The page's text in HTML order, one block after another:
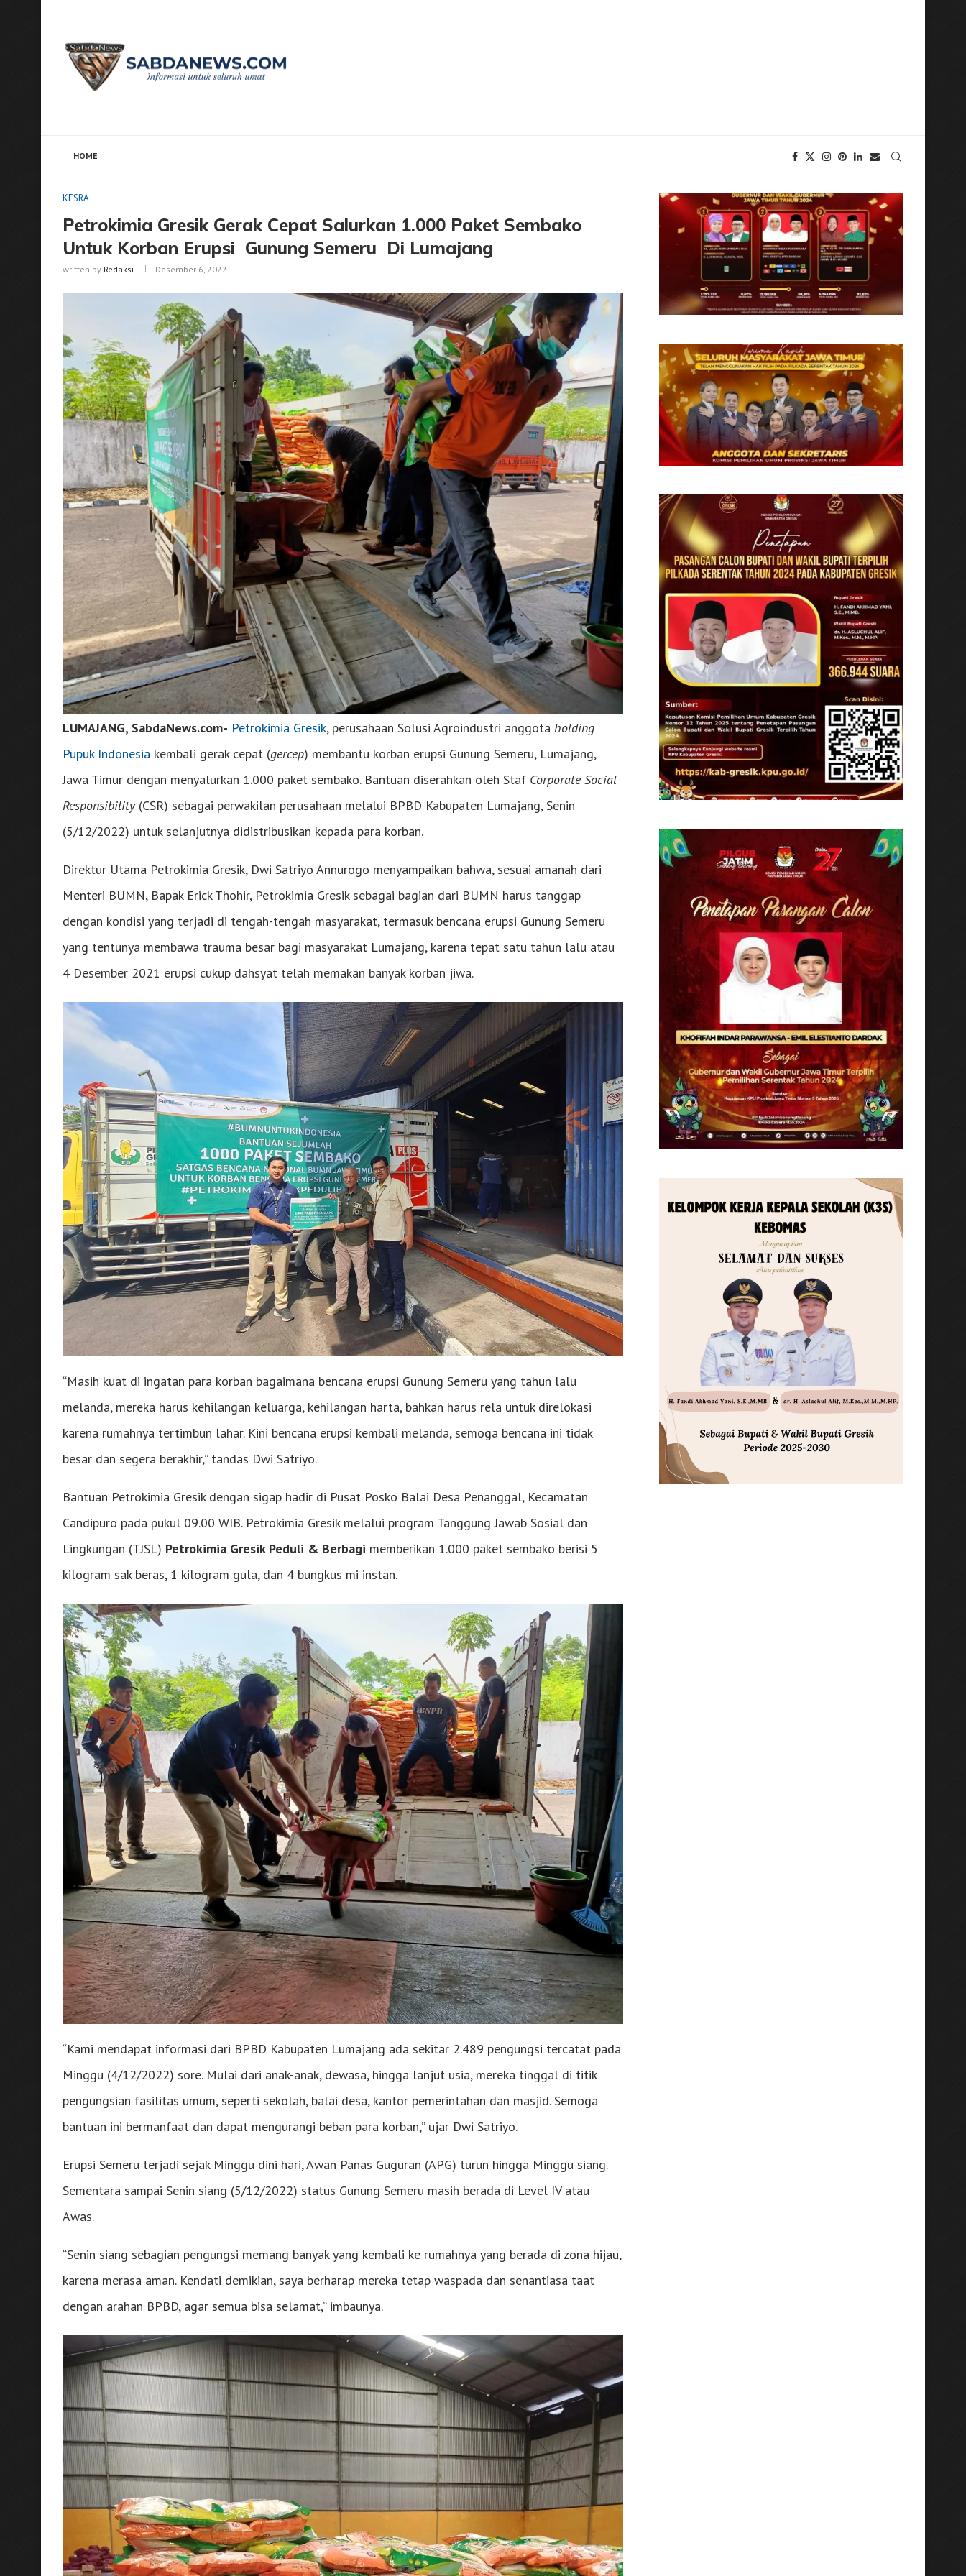
HOME
KESRA
Petrokimia Gresik Gerak Cepat Salurkan 1.000 Paket Sembako
Untuk Korban Erupsi Gunung Semeru Di Lumajang
written by Redaksi Desember 6, 2022
LUMAJANG, SabdaNews.com- Petrokimia Gresik, perusahaan Solusi Agroindustri anggota holding
Pupuk Indonesia kembali gerak cepat (gercep) membantu korban erupsi Gunung Semeru, Lumajang,
Jawa Timur dengan menyalurkan 1.000 paket sembako. Bantuan diserahkan oleh Staf Corporate Social
Responsibility(CSR) sebagai perwakilan perusahaan melalui BPBD Kabupaten Lumajang, Senin
(5/12/2022) untuk selanjutnya didistribusikan kepada para korban.
Direktur Utama Petrokimia Gresik, Dwi Satriyo Annurogo menyampaikan bahwa, sesuai amanah dari
Menteri BUMN, Bapak Erick Thohir, Petrokimia Gresik sebagai bagian dari BUMN harus tanggap
dengan kondisi yang terjadi di tengah-tengah masyarakat, termasuk bencana erupsi Gunung Semeru
yang tentunya membawa trauma besar bagi masyarakat Lumajang, karena tepat satu tahun lalu atau
4 Desember 2021 erupsi cukup dahsyat telah memakan banyak korban jiwa.
“Masih kuat di ingatan para korban bagaimana bencana erupsi Gunung Semeru yang tahun lalu
melanda, mereka harus kehilangan keluarga, kehilangan harta, bahkan harus rela untuk direlokasi
karena rumahnya tertimbun lahar. Kini bencana erupsi kembali melanda, semoga bencana ini tidak
besar dan segera berakhir,” tandas Dwi Satriyo.
Bantuan Petrokimia Gresik dengan sigap hadir di Pusat Posko Balai Desa Penanggal, Kecamatan
Candipuro pada pukul 09.00 WIB. Petrokimia Gresik melalui program Tanggung Jawab Sosial dan
Lingkungan (TJSL) Petrokimia Gresik Peduli & Berbagi memberikan 1.000 paket sembako berisi 5
kilogram sak beras, 1 kilogram gula, dan 4 bungkus mi instan.
“Kami mendapat informasi dari BPBD Kabupaten Lumajang ada sekitar 2.489 pengungsi tercatat pada
Minggu (4/12/2022) sore. Mulai dari anak-anak, dewasa, hingga lanjut usia, mereka tinggal di titik
pengungsian fasilitas umum, seperti sekolah, balai desa, kantor pemerintahan dan masjid. Semoga
bantuan ini bermanfaat dan dapat mengurangi beban para korban,” ujar Dwi Satriyo.
Erupsi Semeru terjadi sejak Minggu dini hari, Awan Panas Guguran (APG) turun hingga Minggu siang.
Sementara sampai Senin siang (5/12/2022) status Gunung Semeru masih berada di Level IV atau
Awas.
“Senin siang sebagian pengungsi memang banyak yang kembali ke rumahnya yang berada di zona hijau,
karena merasa aman. Kendati demikian, saya berharap mereka tetap waspada dan senantiasa taat
dengan arahan BPBD, agar semua bisa selamat,” imbaunya.